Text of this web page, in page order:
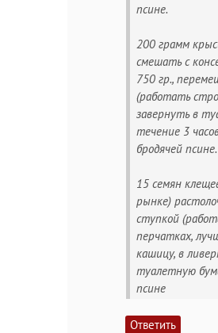
псине.
200 грамм
смешать с
750 гр.,
(работать
завернуть в
течение 3
бродячей псине.
15 семян
рынке)
ступкой
перчатках,
кашицу, в
туалетную
псине
Ответить